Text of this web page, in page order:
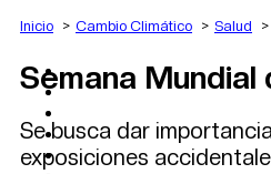
AGRO
DEPORTES
POLÍTICA
CAMBIO CLIMÁTICO
Inicio Cambio Climático Salud
Semana
Se busca dar
exposiciones